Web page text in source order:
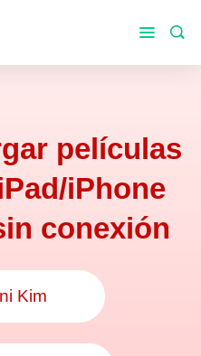
películas
iPhone
conexión
Kim